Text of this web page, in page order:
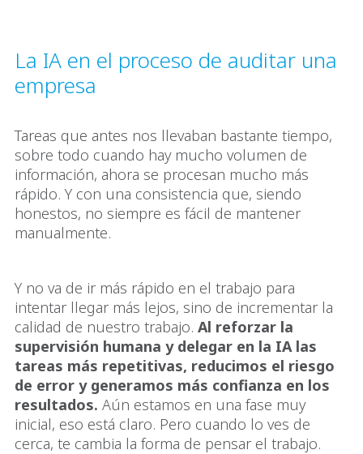
La IA en el proceso de auditar una
empresa
Tareas que antes nos llevaban bastante tiempo,
sobre todo cuando hay mucho volumen de
información, ahora se procesan mucho más
rápido. Y con una consistencia que, siendo
honestos, no siempre es fácil de mantener
manualmente.
Y no va de ir más rápido en el trabajo para
intentar llegar más lejos, sino de incrementar la
calidad de nuestro trabajo. Al reforzar la
supervisión humana y delegar en la IA las
tareas más repetitivas, reducimos el riesgo
de error y generamos más confianza en los
resultados. Aún estamos en una fase muy
inicial, eso está claro. Pero cuando lo ves de
cerca, te cambia la forma de pensar el trabajo.